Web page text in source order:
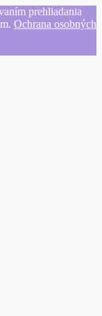
prehliadania
Ochrana osobných